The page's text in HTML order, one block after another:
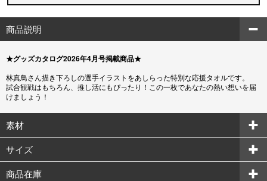
商品説明
★グッズカタログ2026年4月号掲載商品★
林真鳥さん描き下ろしの選手イラストをあしらった特別な応援タオルです。
試合観戦はもちろん、推し活にもぴったり！この一枚であなたの熱い想いを届
けましょう！
素材
サイズ
商品在庫